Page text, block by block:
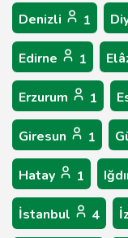
Denizli 1
Edirne 1
Erzurum 1
Giresun 1
Hatay 1
İstanbul 4